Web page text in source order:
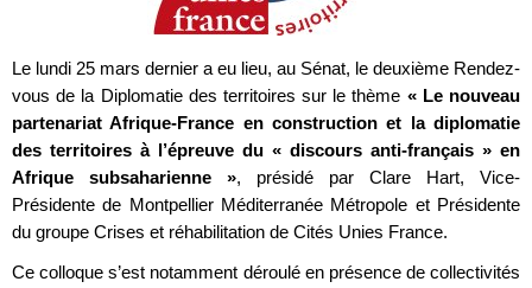
Le lundi 25 mars dernier a eu lieu, au Sénat, le deuxième Rendez-
vous de la Diplomatie des territoires sur le thème « Le nouveau
partenariat Afrique-France en construction et la diplomatie
des territoires à l’épreuve du « discours anti-français » en
Afrique subsaharienne », présidé par Clare Hart, Vice-
Présidente de Montpellier Méditerranée Métropole et Présidente
du groupe Crises et réhabilitation de Cités Unies France.
Ce colloque s’est notamment déroulé en présence de collectivités